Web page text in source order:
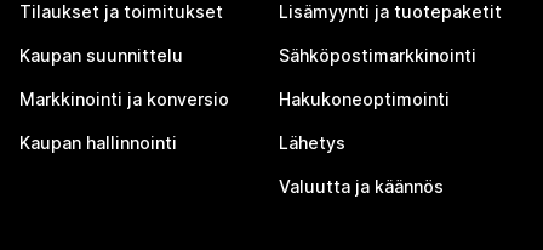
Tilaukset ja toimitukset
Kaupan suunnittelu
Markkinointi ja konversio
Kaupan hallinnointi
Lisämyynti ja tuotepaketit
Sähköpostimarkkinointi
Hakukoneoptimointi
Lähetys
Valuutta ja käännös